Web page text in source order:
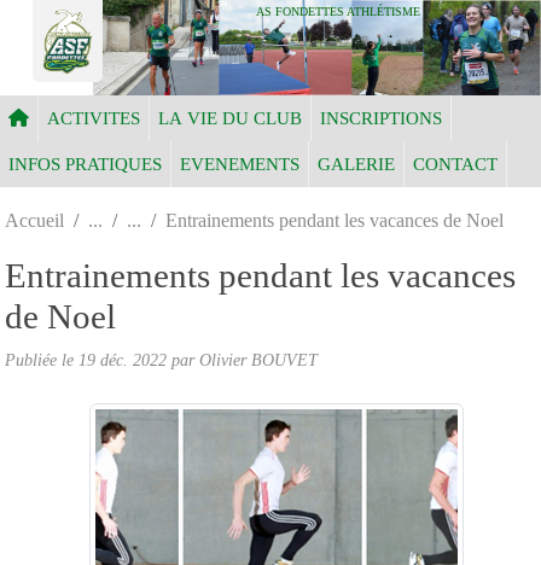
AS FONDETTES ATHLÉTISME
ACTIVITES LA VIE DU CLUB INSCRIPTIONS
INFOS PRATIQUES EVENEMENTS GALERIE CONTACT
Accueil Entrainements pendant les vacances de Noel
Entrainements pendant les vacances
de Noel
Publiée le 19 déc. 2022 par Olivier BOUVET
Panneau de gestion des cookies